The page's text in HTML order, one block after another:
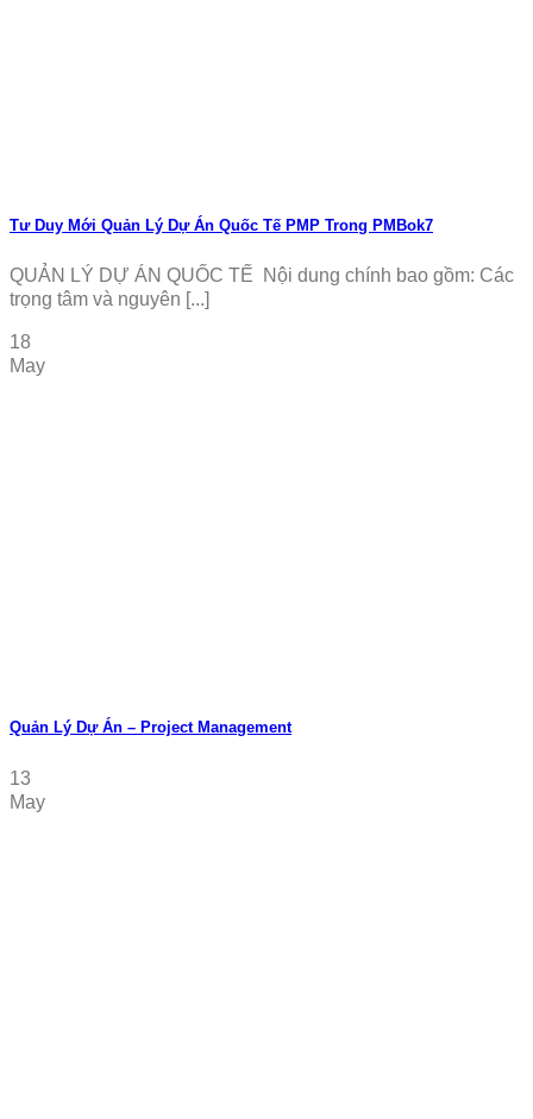
Tư Duy Mới Quản Lý Dự Án Quốc Tế PMP Trong PMBok7
QUẢN LÝ DỰ ÁN QUỐC TẾ Nội dung chính bao gồm: Các
trọng tâm và nguyên [...]
18
May
Quản Lý Dự Án – Project Management
13
May